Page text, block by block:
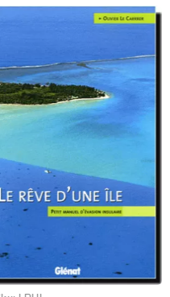
Sku: VDMDS
Vagabond des mers du sud
Livre de Bernard Moitessier
20,71€